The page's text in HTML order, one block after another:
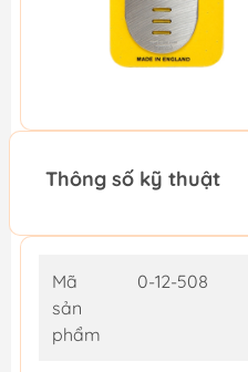
Thông số kỹ thuật
Mã
sản
phẩm
0-12-508